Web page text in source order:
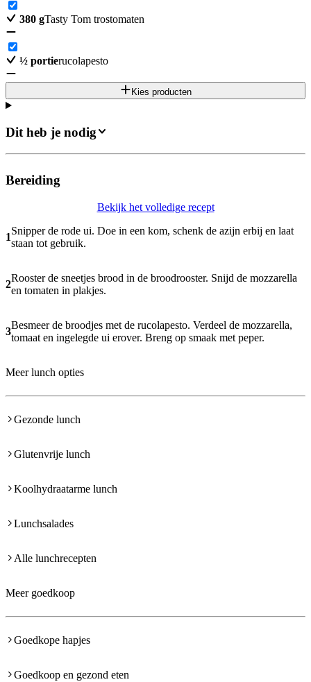
380 gTasty Tom trostomaten
½ portierucolapesto
Kies producten
Dit heb je nodig
Bereiding
Bekijk het volledige recept
1
Snipper de rode ui. Doe in een kom, schenk de azijn erbij en laat
staan tot gebruik.
2
Rooster de sneetjes brood in de broodrooster. Snijd de mozzarella
en tomaten in plakjes.
3
Besmeer de broodjes met de rucolapesto. Verdeel de mozzarella,
tomaat en ingelegde ui erover. Breng op smaak met peper.
Meer lunch opties
Gezonde lunch
Glutenvrije lunch
Koolhydraatarme lunch
Lunchsalades
Alle lunchrecepten
Meer goedkoop
Goedkope hapjes
Goedkoop en gezond eten